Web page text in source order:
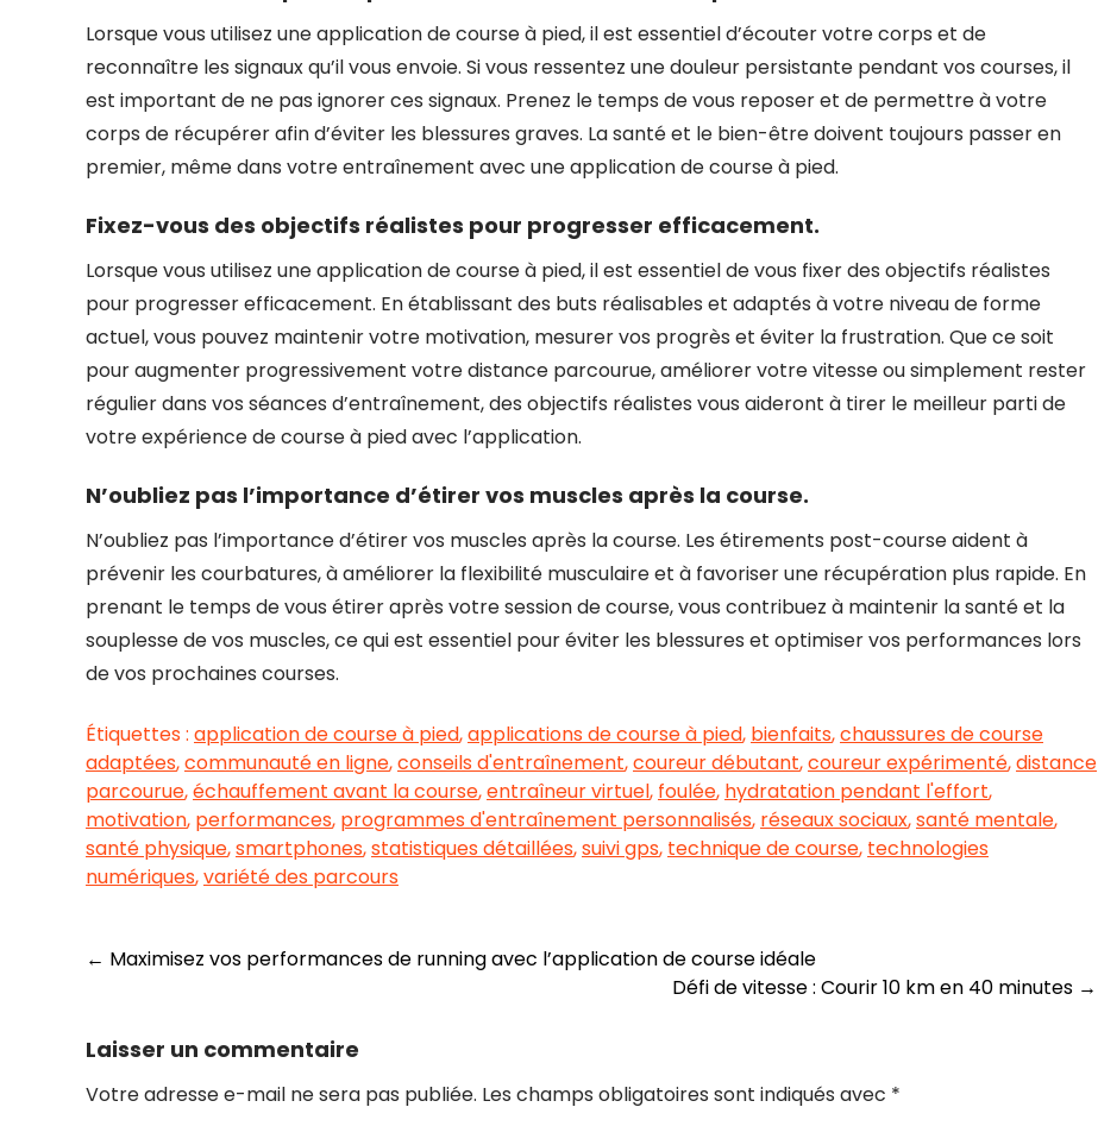
Lorsque vous utilisez une application de course à pied, il est essentiel d’écouter votre corps et de
reconnaître les signaux qu’il vous envoie. Si vous ressentez une douleur persistante pendant vos courses, il
est important de ne pas ignorer ces signaux. Prenez le temps de vous reposer et de permettre à votre
corps de récupérer afin d’éviter les blessures graves. La santé et le bien-être doivent toujours passer en
premier, même dans votre entraînement avec une application de course à pied.
Fixez-vous des objectifs réalistes pour progresser efficacement.
Lorsque vous utilisez une application de course à pied, il est essentiel de vous fixer des objectifs réalistes
pour progresser efficacement. En établissant des buts réalisables et adaptés à votre niveau de forme
actuel, vous pouvez maintenir votre motivation, mesurer vos progrès et éviter la frustration. Que ce soit
pour augmenter progressivement votre distance parcourue, améliorer votre vitesse ou simplement rester
régulier dans vos séances d’entraînement, des objectifs réalistes vous aideront à tirer le meilleur parti de
votre expérience de course à pied avec l’application.
N’oubliez pas l’importance d’étirer vos muscles après la course.
N’oubliez pas l’importance d’étirer vos muscles après la course. Les étirements post-course aident à
prévenir les courbatures, à améliorer la flexibilité musculaire et à favoriser une récupération plus rapide. En
prenant le temps de vous étirer après votre session de course, vous contribuez à maintenir la santé et la
souplesse de vos muscles, ce qui est essentiel pour éviter les blessures et optimiser vos performances lors
de vos prochaines courses.
Étiquettes : application de course à pied,applications de course à pied, bienfaits,chaussures de course
adaptées,communauté en ligne,conseils d'entraînement,coureur débutant,coureur expérimenté,distance
parcourue,échauffement avant la course,entraîneur virtuel, foulée, hydratation pendant l'effort,
motivation, performances, programmes d'entraînement personnalisés, réseaux sociaux,santé mentale,
santé physique,smartphones,statistiques détaillées,suivi gps, technique de course, technologies
numériques,variété des parcours
Navigation
articles
← Maximisez vos performances de running avec l’application de course idéale
Défi de vitesse : Courir 10 km en 40 minutes →
Laisser un commentaire
Votre adresse e-mail ne sera pas publiée. Les champs obligatoires sont indiqués avec *